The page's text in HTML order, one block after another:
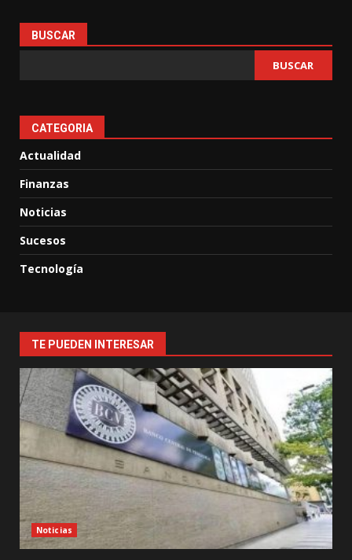
BUSCAR
BUSCAR
CATEGORIA
Actualidad
Finanzas
Noticias
Sucesos
Tecnología
TE PUEDEN INTERESAR
Noticias